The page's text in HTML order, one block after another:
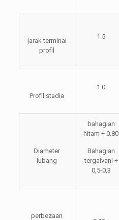
jarak terminal
profil
1.5
Profil stadia
1.0
Diameter
lubang
bahagian
hitam + 0.80
Bahagian
tergalvani +
0,5-0,3
perbezaan